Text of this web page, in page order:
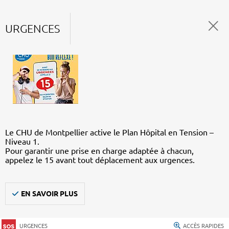
URGENCES
Le CHU de Montpellier active le Plan Hôpital en Tension –
Niveau 1.
Pour garantir une prise en charge adaptée à chacun,
appelez le 15 avant tout déplacement aux urgences.
EN SAVOIR PLUS
URGENCES ACCÈS RAPIDES